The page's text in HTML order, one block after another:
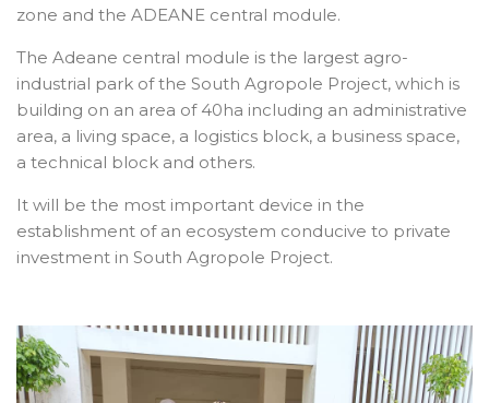
zone and the ADEANE central module.
The Adeane central module is the largest agro-
industrial park of the South Agropole Project, which is
building on an area of 40ha including an administrative
area, a living space, a logistics block, a business space,
a technical block and others.
It will be the most important device in the
establishment of an ecosystem conducive to private
investment in South Agropole Project.